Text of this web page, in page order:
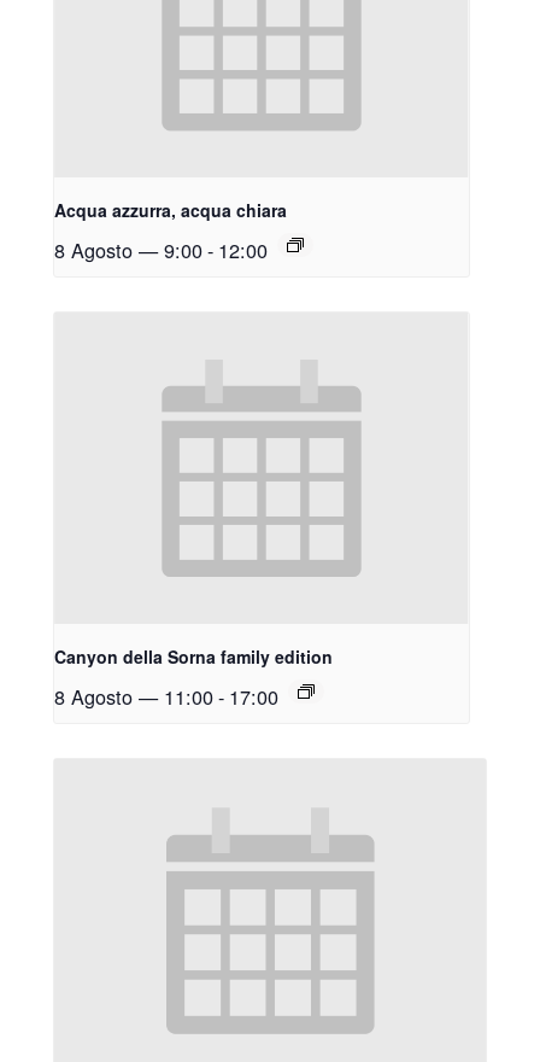
Acqua azzurra, acqua chiara
8 Agosto — 9:00- 12:00
Canyon della Sorna family edition
8 Agosto — 11:00- 17:00